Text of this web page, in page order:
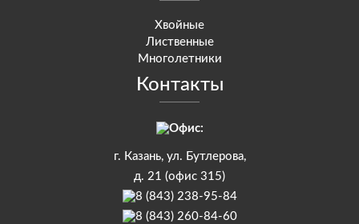
Хвойные
Лиственные
Многолетники
Контакты
Офис:
г. Казань, ул. Бутлерова,
д. 21 (офис 315)
8 (843) 238-95-84
8 (843) 260-84-60